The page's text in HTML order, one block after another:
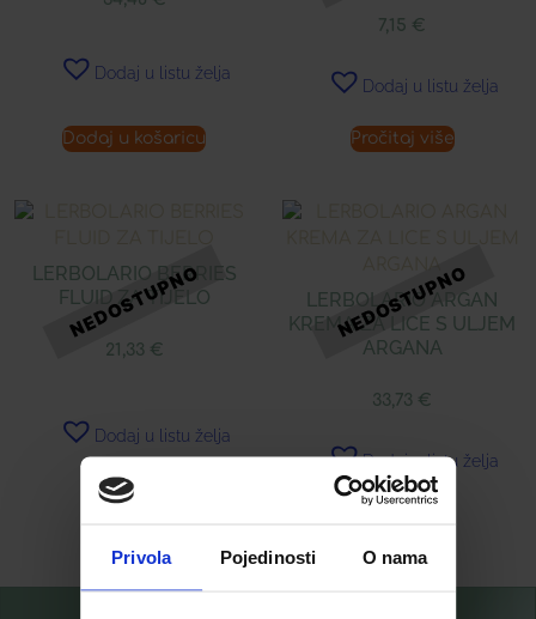
Privola Pojedinosti O nama
Dodaj u listu želja
Dodaj u košaricu
7,15 €
Dodaj u listu želja
Pročitaj više
LERBOLARIO BERRIES
FLUID ZA TIJELO
21,33 €
Dodaj u listu želja
LERBOLARIO ARGAN
KREMA ZA LICE S ULJEM
ARGANA
33,73 €
Dodaj u listu želja